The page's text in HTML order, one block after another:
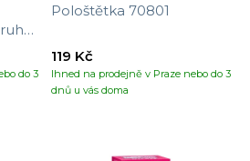
do 3
Pološtětka 70801
Ihned na prodejně v Praze nebo do 3
dnů u vás doma
119 Kč